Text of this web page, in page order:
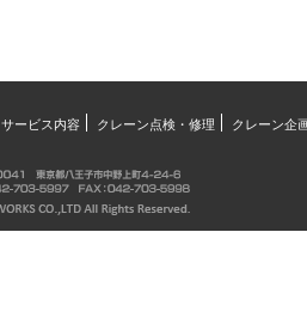
サービス内容 クレーン点検・修理 クレーン企